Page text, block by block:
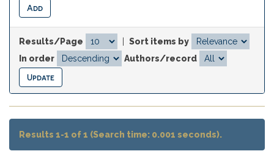
Results/Page
Sort items by
In order
Authors/record
Results 1-1 of 1 (Search time: 0.001 seconds).